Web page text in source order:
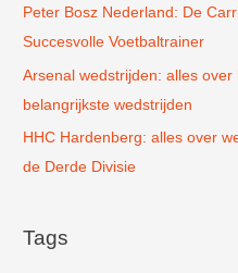
Peter Bosz Nederland: De
Succesvolle Voetbaltrainer
Arsenal wedstrijden: alles
belangrijkste wedstrijden
HHC Hardenberg: alles over
de Derde Divisie
Tags